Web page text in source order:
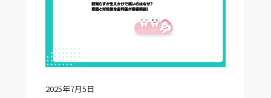
2025年7月5日